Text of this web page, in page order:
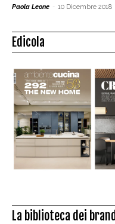
Paola Leone - 10 Dicembre 2018
Edicola
La biblioteca dei brand